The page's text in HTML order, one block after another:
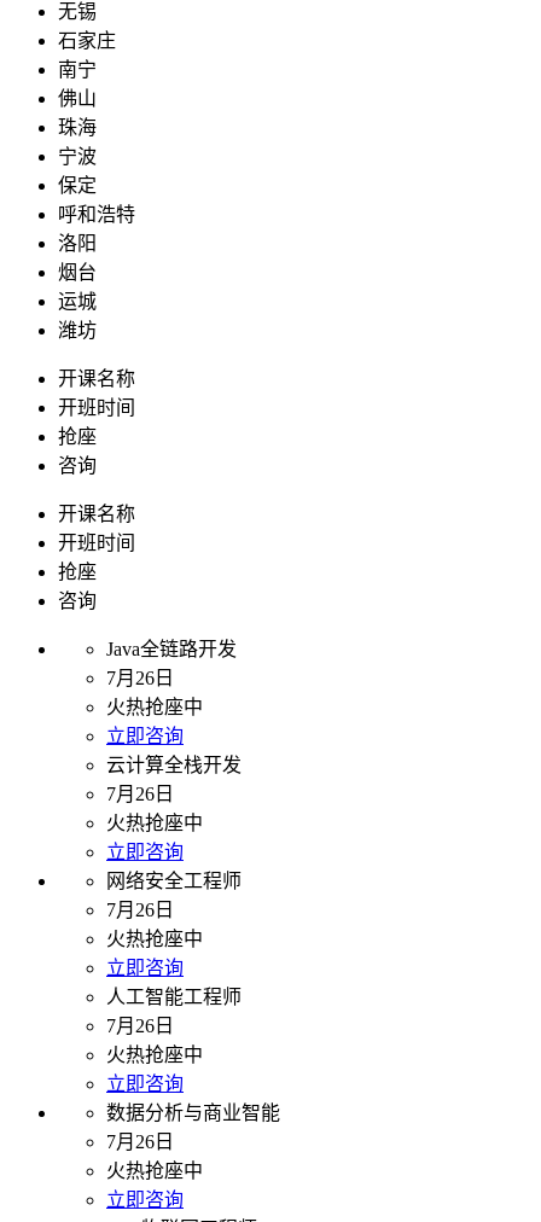
无锡
石家庄
南宁
佛山
珠海
宁波
保定
呼和浩特
洛阳
烟台
运城
潍坊
开课名称
开班时间
抢座
咨询
开课名称
开班时间
抢座
咨询
Java全链路开发
7月26日
火热抢座中
立即咨询
云计算全栈开发
7月26日
火热抢座中
立即咨询
网络安全工程师
7月26日
火热抢座中
立即咨询
人工智能工程师
7月26日
火热抢座中
立即咨询
数据分析与商业智能
7月26日
火热抢座中
立即咨询